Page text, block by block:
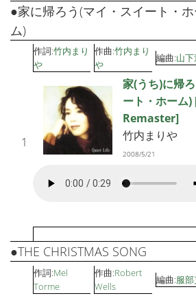
1
●家に帰ろう(マイ・スイート・
ム)
作詞:竹内まり
や
作曲:竹内まり
や
編曲:山
家(うち)に帰
ート・ホーム)
Remaster]
竹内まりや
2008/5/21
●THE CHRISTMAS SONG
作詞:Mel
Torme
作曲:Robert
Wells
編曲:服部